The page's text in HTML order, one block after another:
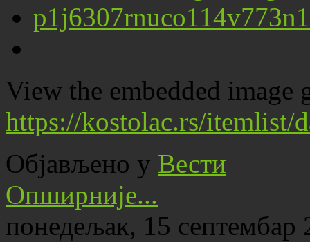
View the embedded image
https://kostolac.rs/itemlist/
Објављено у Вести
Опширније...
понедељак, 15 септембар